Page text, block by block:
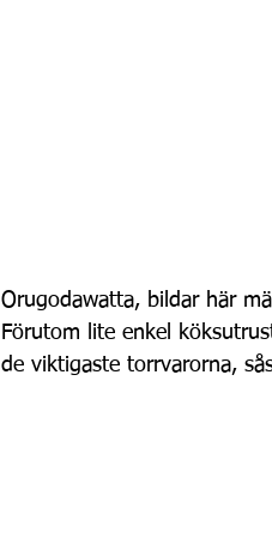
Orugodawatta, bildar här
Förutom lite enkel
de viktigaste torrvarorna,